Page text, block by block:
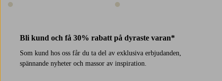
1 färg
Bli kund och få 30% rabatt på dyraste varan*
Som kund hos oss får du ta del av exklusiva erbjudanden,
spännande nyheter och massor av inspiration.
1 färg